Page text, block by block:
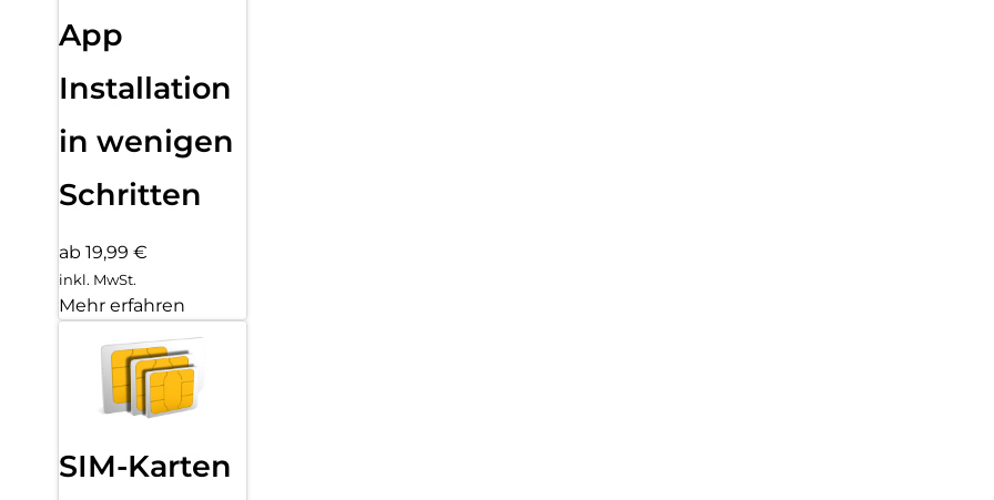
App
Installation
in wenigen
Schritten
ab 19,99 €
inkl. MwSt.
Mehr erfahren
SIM-Karten